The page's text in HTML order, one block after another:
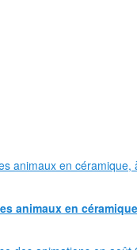
animaux en